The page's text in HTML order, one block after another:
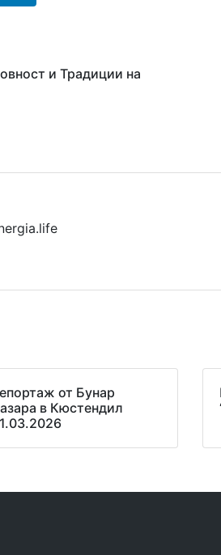
и Традиции на
от Бунар
в Кюстендил